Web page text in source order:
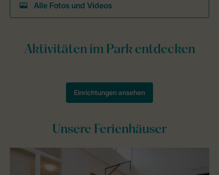
Alle Fotos und Videos
Unsere Ferienhäuser